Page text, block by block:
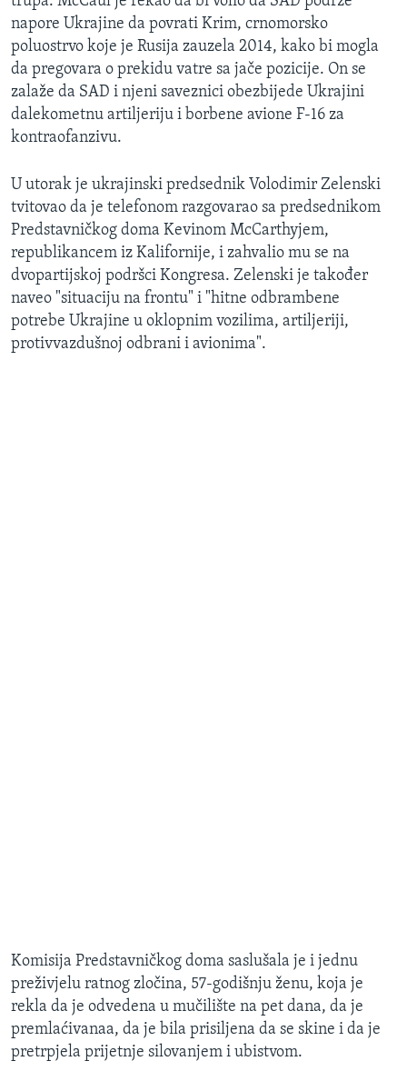
napore Ukrajine da povrati Krim, crnomorsko
poluostrvo koje je Rusija zauzela 2014, kako bi mogla
da pregovara o prekidu vatre sa jače pozicije. On se
zalaže da SAD i njeni saveznici obezbijede Ukrajini
dalekometnu artiljeriju i borbene avione F-16 za
kontraofanzivu.
U utorak je ukrajinski predsednik Volodimir Zelenski
tvitovao da je telefonom razgovarao sa predsednikom
Predstavničkog doma Kevinom McCarthyjem,
republikancem iz Kalifornije, i zahvalio mu se na
dvopartijskoj podršci Kongresa. Zelenski je također
naveo "situaciju na frontu" i "hitne odbrambene
potrebe Ukrajine u oklopnim vozilima, artiljeriji,
protivvazdušnoj odbrani i avionima".
Komisija Predstavničkog doma saslušala je i jednu
preživjelu ratnog zločina, 57-godišnju ženu, koja je
rekla da je odvedena u mučilište na pet dana, da je
premlaćivanaa, da je bila prisiljena da se skine i da je
pretrpjela prijetnje silovanjem i ubistvom.